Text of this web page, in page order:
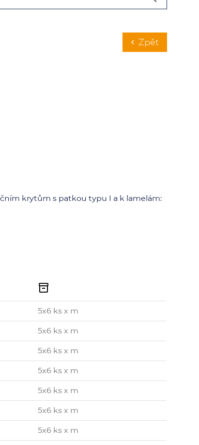
chevron_left Zpět
krytům s patkou typu I a k lamelám:

5x6 ks x m
5x6 ks x m
5x6 ks x m
5x6 ks x m
5x6 ks x m
5x6 ks x m
5x6 ks x m